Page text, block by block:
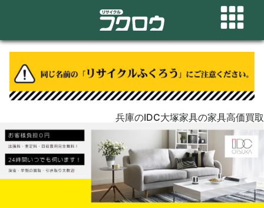
兵庫のIDC大塚家具の家具高価買取